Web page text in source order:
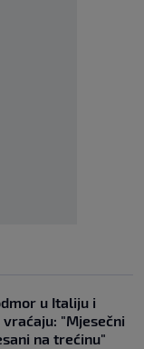
u Italiju i
"Mjesečni
na trećinu"